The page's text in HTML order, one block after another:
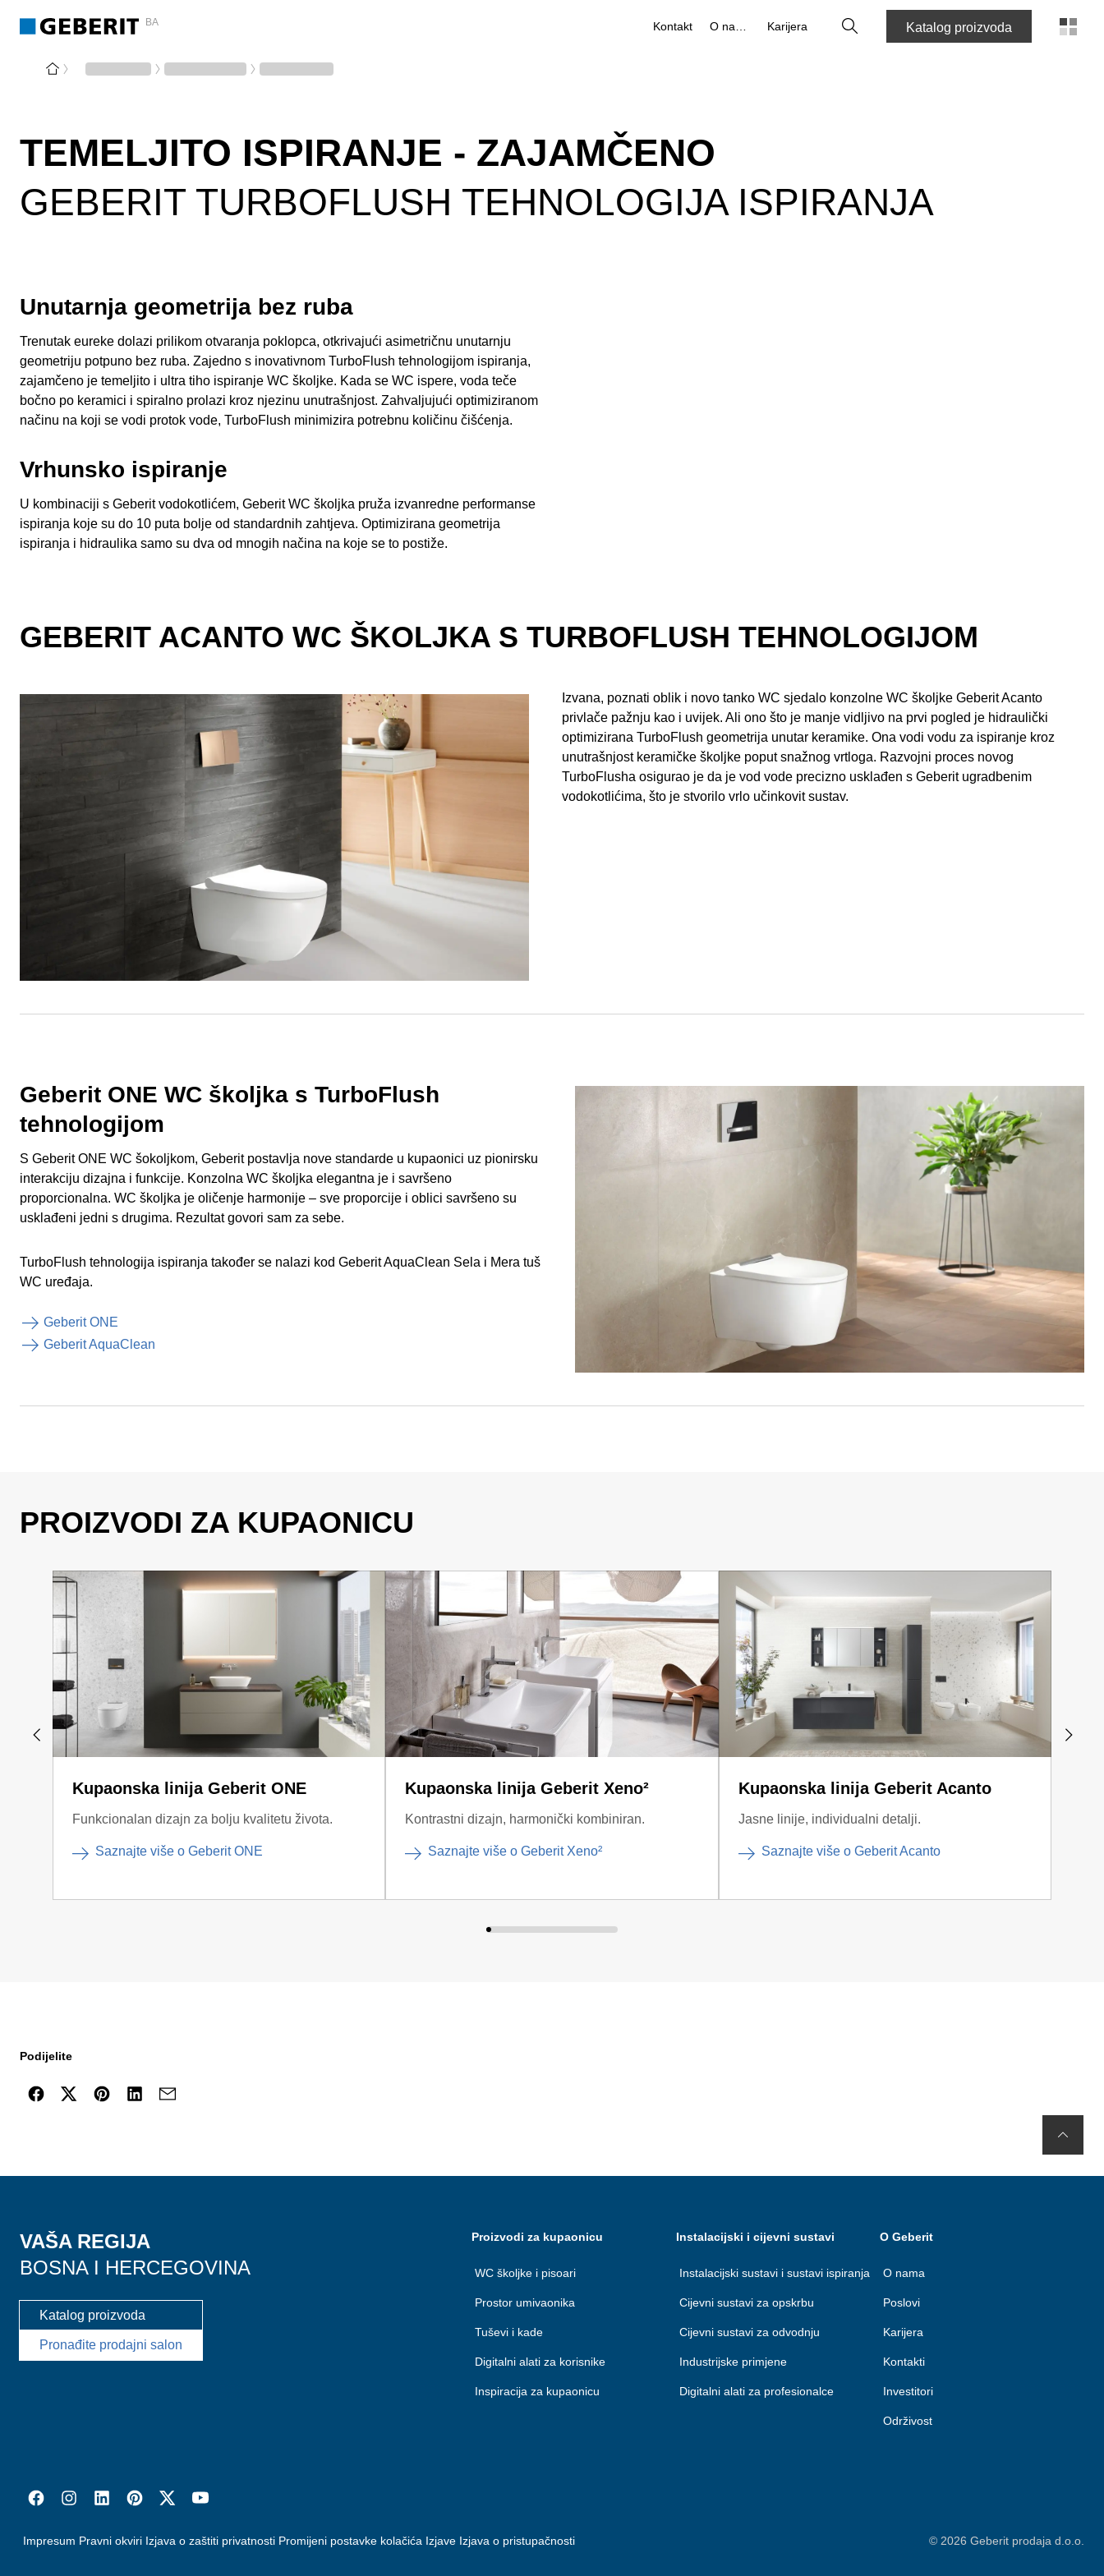
BA Kontakt Karijera TražilicaKatalog proizvoda
TEMELJITO ISPIRANJE - ZAJAMČENO
GEBERIT TURBOFLUSH TEHNOLOGIJA ISPIRANJA
Unutarnja geometrija bez ruba
Trenutak eureke dolazi prilikom otvaranja poklopca, otkrivajući asimetričnu unutarnju
geometriju potpuno bez ruba. Zajedno s inovativnom TurboFlush tehnologijom ispiranja,
zajamčeno je temeljito i ultra tiho ispiranje WC školjke. Kada se WC ispere, voda teče
bočno po keramici i spiralno prolazi kroz njezinu unutrašnjost. Zahvaljujući optimiziranom
načinu na koji se vodi protok vode, TurboFlush minimizira potrebnu količinu čišćenja.
Vrhunsko ispiranje
U kombinaciji s Geberit vodokotlićem, Geberit WC školjka pruža izvanredne performanse
ispiranja koje su do 10 puta bolje od standardnih zahtjeva. Optimizirana geometrija
ispiranja i hidraulika samo su dva od mnogih načina na koje se to postiže.
GEBERIT ACANTO WC ŠKOLJKA S TURBOFLUSH TEHNOLOGIJOM
Izvana, poznati oblik i novo tanko WC sjedalo konzolne WC školjke Geberit Acanto
privlače pažnju kao i uvijek. Ali ono što je manje vidljivo na prvi pogled je hidraulički
optimizirana TurboFlush geometrija unutar keramike. Ona vodi vodu za ispiranje kroz
unutrašnjost keramičke školjke poput snažnog vrtloga. Razvojni proces novog
TurboFlusha osigurao je da je vod vode precizno usklađen s Geberit ugradbenim
vodokotlićima, što je stvorilo vrlo učinkovit sustav.
Geberit ONE WC školjka s TurboFlush
tehnologijom
S Geberit ONE WC šokoljkom, Geberit postavlja nove standarde u kupaonici uz pionirsku
interakciju dizajna i funkcije. Konzolna WC školjka elegantna je i savršeno
proporcionalna. WC školjka je oličenje harmonije – sve proporcije i oblici savršeno su
usklađeni jedni s drugima. Rezultat govori sam za sebe.
TurboFlush tehnologija ispiranja također se nalazi kod Geberit AquaClean Sela i Mera tuš
WC uređaja.
Geberit ONE
Geberit AquaClean
PROIZVODI ZA KUPAONICU
Kupaonska linija Geberit ONE
Funkcionalan dizajn za bolju kvalitetu života.
Saznajte više o Geberit ONE
Kupaonska linija Geberit Xeno²
Kontrastni dizajn, harmonički kombiniran.
Saznajte više o Geberit Xeno²
Kupaonska linija Geberit Acanto
Jasne linije, individualni detalji.
Saznajte više o Geberit Acanto
Podijelite
VAŠA REGIJA
BOSNA I HERCEGOVINA
Katalog proizvoda
Pronađite prodajni salon
Proizvodi za kupaonicu
WC školjke i pisoari
Prostor umivaonika
Tuševi i kade
Digitalni alati za korisnike
Inspiracija za kupaonicu
Instalacijski i cijevni sustavi
Instalacijski sustavi i sustavi ispiranja
Cijevni sustavi za opskrbu
Cijevni sustavi za odvodnju
Industrijske primjene
Digitalni alati za profesionalce
O Geberit
O nama
Poslovi
Karijera
Kontakti
Investitori
Održivost
Impresum Pravni okviri Izjava o zaštiti privatnosti Promijeni postavke kolačića Izjave Izjava o pristupačnosti © 2026 Geberit prodaja d.o.o.